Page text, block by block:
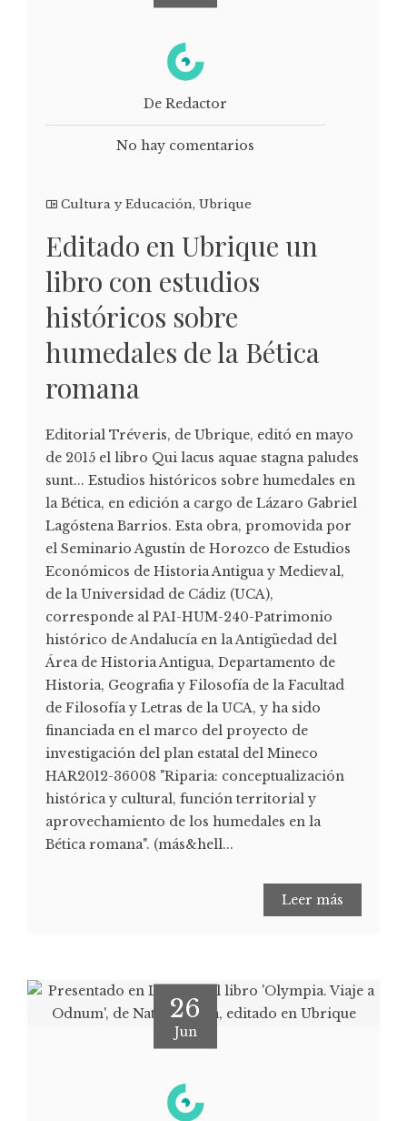
De Redactor
No hay comentarios
Cultura y Educación, Ubrique
Editado en Ubrique un
libro con estudios
históricos sobre
humedales de la Bética
romana
Editorial Tréveris, de Ubrique, editó en mayo
de 2015 el libro Qui lacus aquae stagna paludes
sunt... Estudios históricos sobre humedales en
la Bética, en edición a cargo de Lázaro Gabriel
Lagóstena Barrios. Esta obra, promovida por
el Seminario Agustín de Horozco de Estudios
Económicos de Historia Antigua y Medieval,
de la Universidad de Cádiz (UCA),
corresponde al PAI-HUM-240-Patrimonio
histórico de Andalucía en la Antigüedad del
Área de Historia Antigua, Departamento de
Historia, Geografia y Filosofía de la Facultad
de Filosofía y Letras de la UCA, y ha sido
financiada en el marco del proyecto de
investigación del plan estatal del Mineco
HAR2012-36008 "Riparia: conceptualización
histórica y cultural, función territorial y
aprovechamiento de los humedales en la
Bética romana". (más&hell...
Leer más
26
Jun